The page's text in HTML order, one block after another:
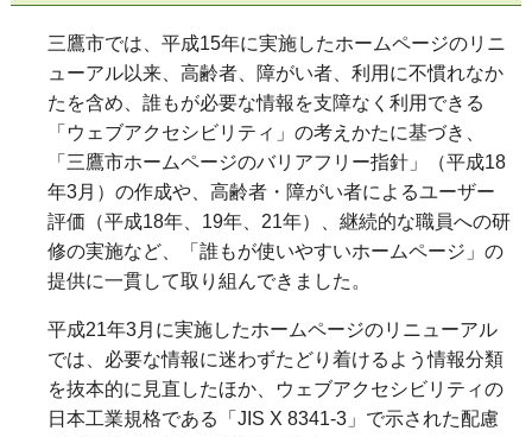
三鷹市では、平成15年に実施したホームページのリニ
ューアル以来、高齢者、障がい者、利用に不慣れなか
たを含め、誰もが必要な情報を支障なく利用できる
「ウェブアクセシビリティ」の考えかたに基づき、
「三鷹市ホームページのバリアフリー指針」（平成18
年3月）の作成や、高齢者・障がい者によるユーザー
評価（平成18年、19年、21年）、継続的な職員への研
修の実施など、「誰もが使いやすいホームページ」の
提供に一貫して取り組んできました。
平成21年3月に実施したホームページのリニューアル
では、必要な情報に迷わずたどり着けるよう情報分類
を抜本的に見直したほか、ウェブアクセシビリティの
日本工業規格である「JIS X 8341-3」で示された配慮